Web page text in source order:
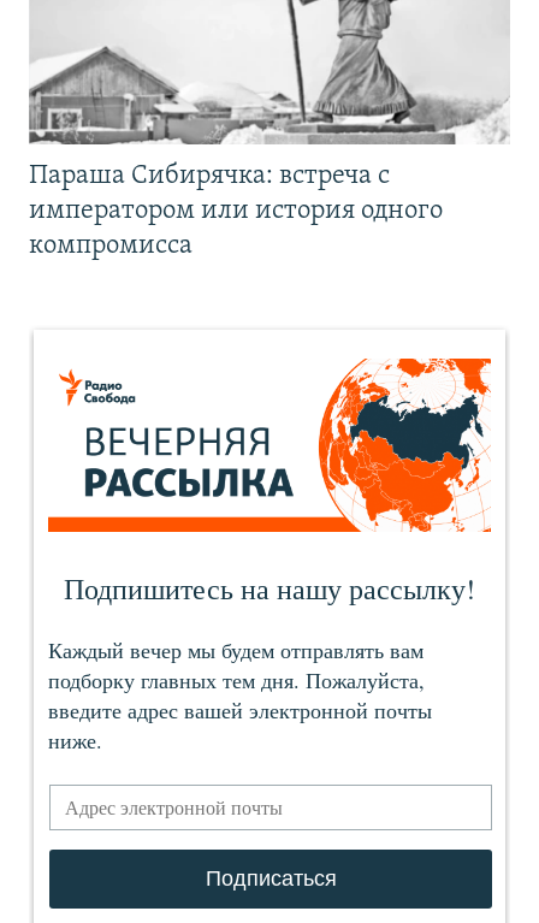
Параша Сибирячка: встреча с
императором или история одного
компромисса